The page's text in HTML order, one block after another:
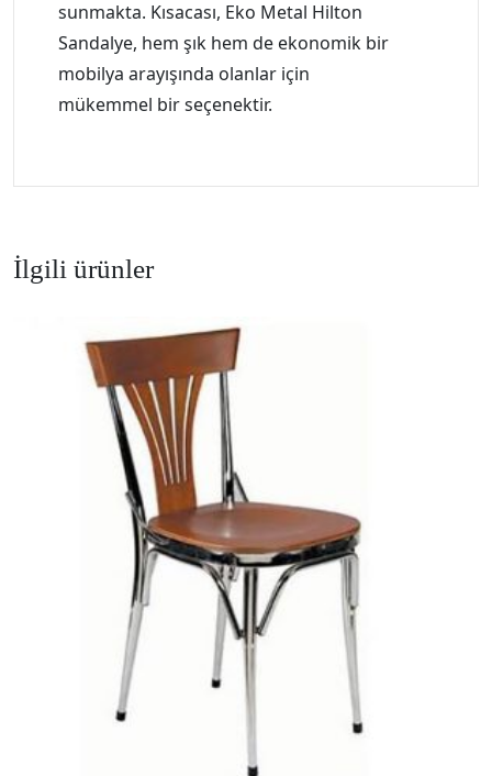
sunmakta. Kısacası, Eko Metal Hilton
Sandalye, hem şık hem de ekonomik bir
mobilya arayışında olanlar için
mükemmel bir seçenektir.
İlgili ürünler